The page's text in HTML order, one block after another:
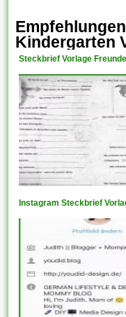
Kindergarten
Steckbrief Vorlage
Instagram Steckbrief